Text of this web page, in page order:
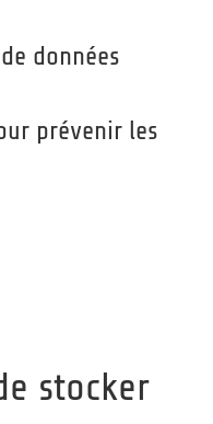
données
prévenir les
stocker